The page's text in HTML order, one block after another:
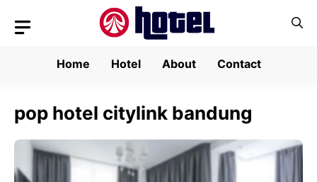
Home
Hotel About Contact
pop hotel citylink bandung